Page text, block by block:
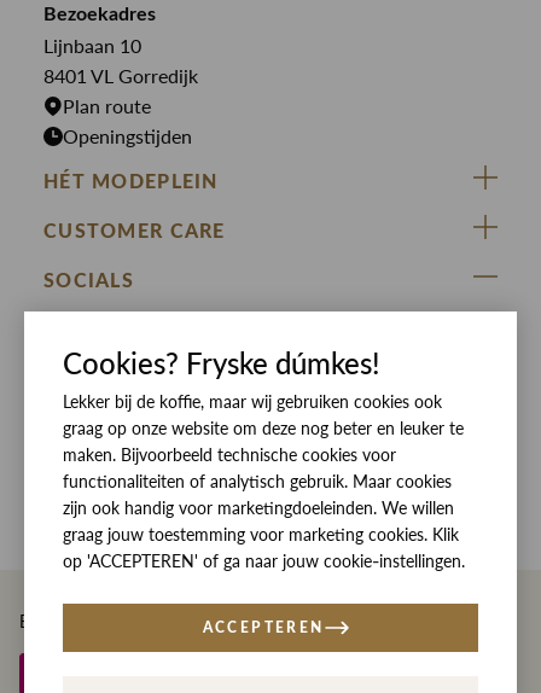
Bekijk alle merken >
Jurken
Rokken
T-shirts
Bezoekadres
Lijnbaan 10
8401 VL Gorredijk
Plan route
Openingstijden
HÉT MODEPLEIN
ZIJ VAN RINSMA
DE HEEREN VAN RINSMA
RINSMA.CONCEPTS
Eten en drinken
Openingstijden
Werken bij RINSMA
CUSTOMER CARE
Veelgestelde vragen
Retourneren & Ruilen
Betaalmethoden
Bezorgen
Contact
Reviews
SOCIALS
Betaal eenvoudig en veilig met
Cookies? Fryske dúmkes!
Lekker bij de koffie, maar wij gebruiken cookies ook
graag op onze website om deze nog beter en leuker te
maken. Bijvoorbeeld technische cookies voor
functionaliteiten of analytisch gebruik. Maar cookies
zijn ook handig voor marketingdoeleinden. We willen
graag jouw toestemming voor marketing cookies. Klik
op 'ACCEPTEREN' of ga naar jouw cookie-instellingen.
ACCEPTEREN